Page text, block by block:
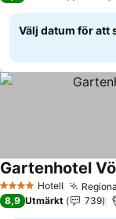
Välj datum för att
4 StjärnorHotell
Gartenhotel
8,9 Utmärkt 739